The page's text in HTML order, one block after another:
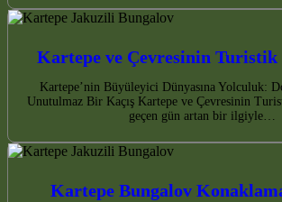
Kartepe ve Çevresinin Turistik
Kartepe’nin Büyüleyici Dünyasına Yolculuk:
Unutulmaz Bir Kaçış Kartepe ve Çevresinin
geçen gün artan bir ilgiyle…
Kartepe Bungalov